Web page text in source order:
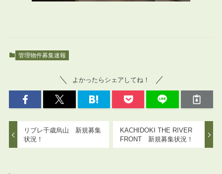
管理物件募集速報
よかったらシェアしてね！
リブレ千歳烏山 新規募集
状況！
KACHIDOKI THE RIVER
FRONT 新規募集状況！